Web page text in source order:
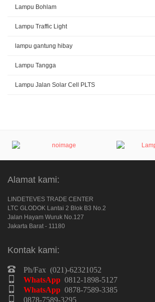
Lampu Bohlam
Lampu Traffic Light
lampu gantung hibay
Lampu Tangga
Lampu Jalan Solar Cell PLTS
Alamat kami:
LINDETEVES TRADE CENTER
LTC GLODOK Lantai 2 Blok B3 No.2
Jalan Hayam Wuruk No.127
Jakarta Barat - 11180
Kontak kami:
Ph/Fax (021)-62321052
WhatsApp 0812-1898-5127
WhatsApp 0878-7589-3385
0878-7589-3295